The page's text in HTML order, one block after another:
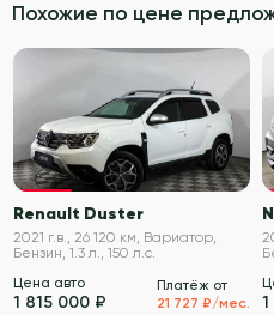
Похожие по цене
VIN проверен
Renault Duster
2021 г.в., 26 120 км, Вариатор,
Бензин, 1.3 л., 150 л.с.
Цена авто
1 815 000 ₽
Платёж от
21 727 ₽/мес.